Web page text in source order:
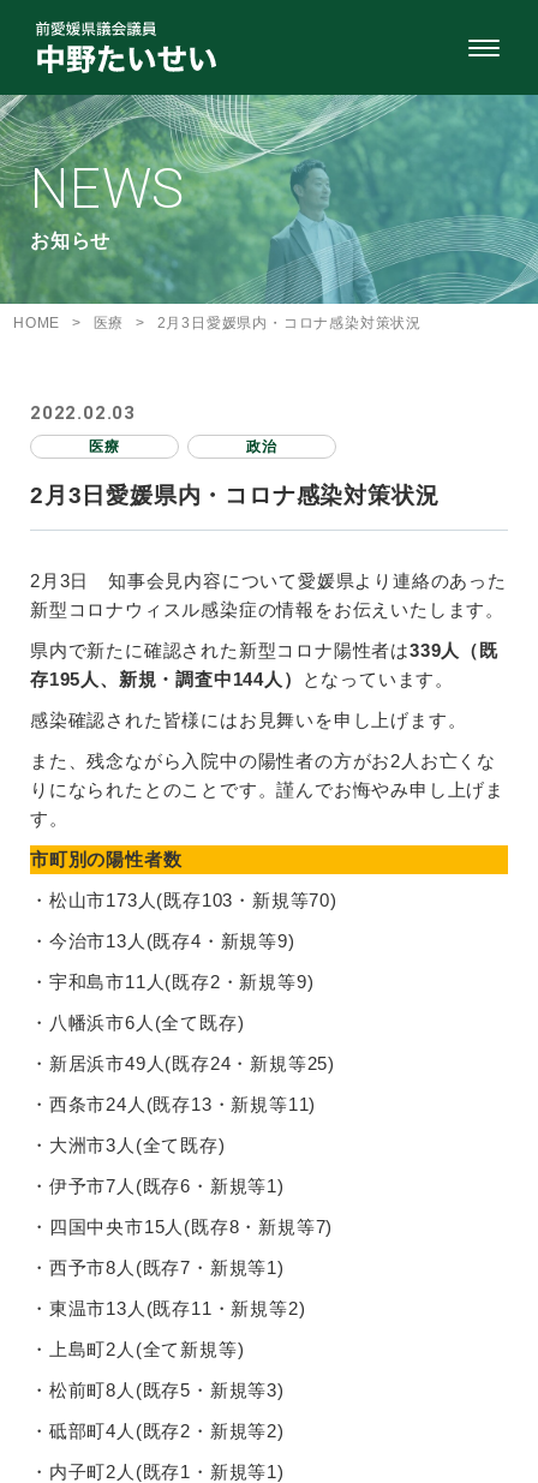
NEWS
お知らせ
HOME > 医療 > 2月3日愛媛県内・コロナ感染対策状況
2022.02.03
医療 政治
2月3日愛媛県内・コロナ感染対策状況
2月3日 知事会見内容について愛媛県より連絡のあった
新型コロナウィスル感染症の情報をお伝えいたします。
県内で新たに確認された新型コロナ陽性者は339人（既
存195人、新規・調査中144人）
となっています。
感染確認された皆様にはお見舞いを申し上げます。
また、残念ながら入院中の陽性者の方がお2人お亡くな
りになられたとのことです。謹んでお悔やみ申し上げま
す。
市町別の陽性者数
・松山市173人(既存103・新規等70)
・今治市13人(既存4・新規等9)
・宇和島市11人(既存2・新規等9)
・八幡浜市6人(全て既存)
・新居浜市49人(既存24・新規等25)
・西条市24人(既存13・新規等11)
・大洲市3人(全て既存)
・伊予市7人(既存6・新規等1)
・四国中央市15人(既存8・新規等7)
・西予市8人(既存7・新規等1)
・東温市13人(既存11・新規等2)
・上島町2人(全て新規等)
・松前町8人(既存5・新規等3)
・砥部町4人(既存2・新規等2)
・内子町2人(既存1・新規等1)